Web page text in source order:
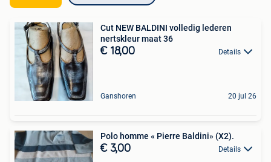
Cut NEW BALDINI volledig lederen
nertskleur maat 36
€ 18,00 Details
Ganshoren 20 jul 26
Polo homme « Pierre Baldini» (X2).
€ 3,00 Details